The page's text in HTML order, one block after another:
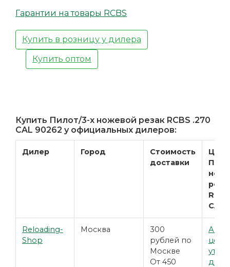
Гарантии на товары RCBS
Купить в розницу у дилера
Купить оптом
Купить Пилот/3-х ножевой резак RCBS .270
CAL 90262 у официальных дилеров:
Дилер Город
Стоимость
доставки
CAL
Reloading-
Shop
Москва
300
рублей по
Москве
От 450
цены